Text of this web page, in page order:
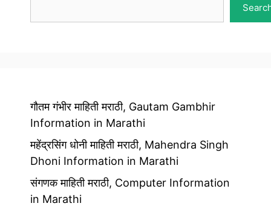
गौतम गंभीर माहिती मराठी, Gautam Gambhir
Information in Marathi
महेंद्रसिंग धोनी माहिती मराठी, Mahendra Singh
Dhoni Information in Marathi
संगणक माहिती मराठी, Computer Information
in Marathi